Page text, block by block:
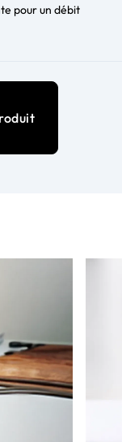
pour un débit